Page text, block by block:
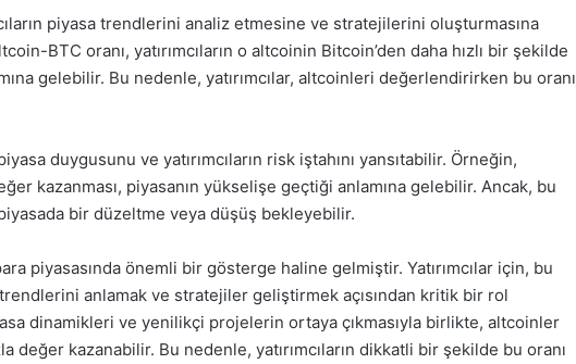
piyasa trendlerini analiz etmesine ve stratejilerini oluşturmasına
BTC oranı, yatırımcıların o altcoinin Bitcoin’den daha hızlı bir şekilde
gelebilir. Bu nedenle, yatırımcılar, altcoinleri değerlendirirken bu oranı
duygusunu ve yatırımcıların risk iştahını yansıtabilir. Örneğin,
kazanması, piyasanın yükselişe geçtiği anlamına gelebilir. Ancak, bu
bir düzeltme veya düşüş bekleyebilir.
piyasasında önemli bir gösterge haline gelmiştir. Yatırımcılar için, bu
anlamak ve stratejiler geliştirmek açısından kritik bir rol
dinamikleri ve yenilikçi projelerin ortaya çıkmasıyla birlikte, altcoinler
değer kazanabilir. Bu nedenle, yatırımcıların dikkatli bir şekilde bu oranı